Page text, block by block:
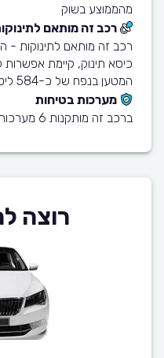
מהממוצע בשוק
רכב זה מותאם
כיסא תינוק, קיימת אפשרות
המטען בנפח של כ-584 ליטרים גדול מספיק בשביל עגלה
מערכות בטיחות
ברכב זה מותקנות 6 מערכות בטיחות מתקדמות
רוצה